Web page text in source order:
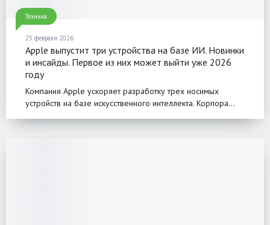
Техника
25 февраля 2026
Apple выпустит три устройства на базе ИИ. Новинки
и инсайды. Первое из них может выйти уже 2026
году
Компания Apple ускоряет разработку трех носимых
устройств на базе искусственного интеллекта. Корпора...